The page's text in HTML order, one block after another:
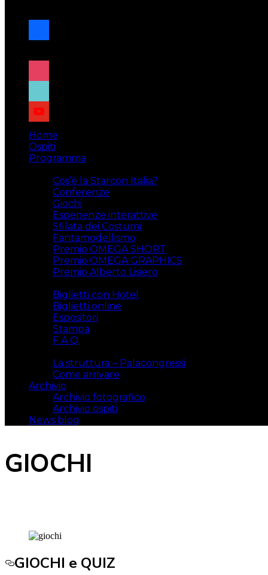
facebook
x
instagram
tiktok
youtube
Home
Ospiti
Programma
Cos’è la Starcon Italia?
Conferenze
Giochi
Esperienze interattive
Sfilata dei Costumi
Fantamodellismo
Premio OMEGA SHORT
Premio OMEGA GRAPHICS
Premio Alberto Lisiero
Biglietti con Hotel
Biglietti online
Espositori
Stampa
F.A.Q.
La struttura – Palacongressi
Come arrivare
Archivio
Archivio fotografico
Archivio ospiti
News blog
GIOCHI
GIOCHI e QUIZ